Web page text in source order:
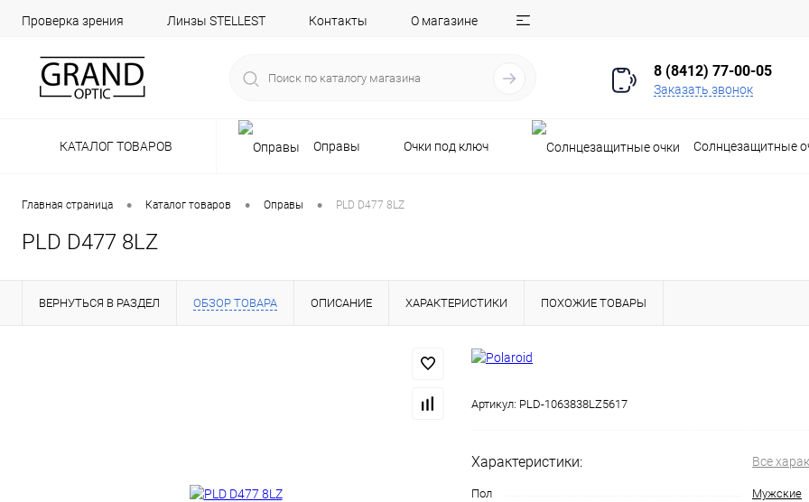
Проверка зрения Линзы STELLEST Контакты О магазине
8 (8412) 77-00-05
Заказать звонок
КАТАЛОГ ТОВАРОВ Оправы Очки под ключ Солнцезащитные
Главная страница • Каталог товаров • Оправы • PLD D477 8LZ
PLD D477 8LZ
ВЕРНУТЬСЯ В РАЗДЕЛ ОБЗОР ТОВАРА ОПИСАНИЕ ХАРАКТЕРИСТИКИ ПОХОЖИЕ ТОВАРЫ
Артикул: PLD-1063838LZ5617
Характеристики: Все
Пол
Мужские